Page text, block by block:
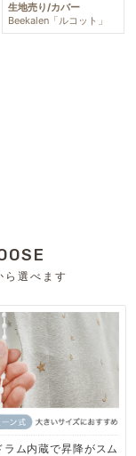
生地売り/カバー
Beekalen「ルコット」
ら選べます
ラム内蔵で昇降がスム